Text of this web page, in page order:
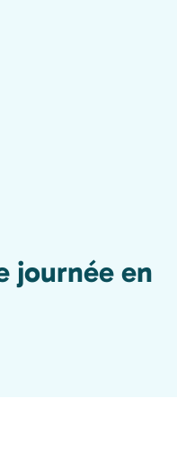
journée en